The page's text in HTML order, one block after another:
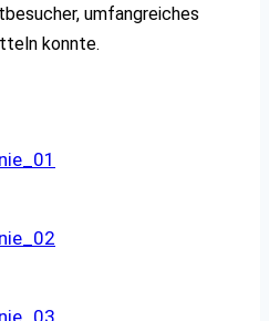
umfangreiches
konnte.